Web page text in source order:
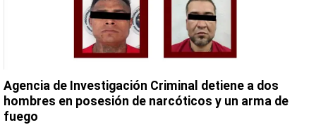
Agencia de Investigación Criminal detiene a dos
hombres en posesión de narcóticos y un arma de
fuego